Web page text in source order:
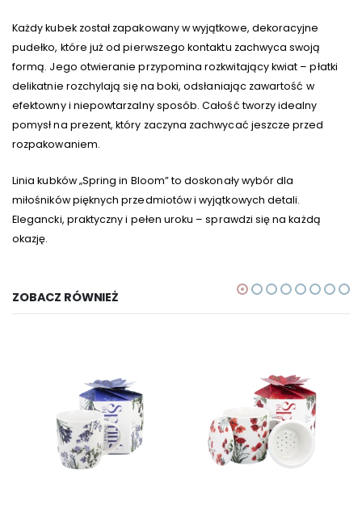
Każdy kubek został zapakowany w wyjątkowe, dekoracyjne
pudełko, które już od pierwszego kontaktu zachwyca swoją
formą. Jego otwieranie przypomina rozkwitający kwiat – płatki
delikatnie rozchylają się na boki, odsłaniając zawartość w
efektowny i niepowtarzalny sposób. Całość tworzy idealny
pomysł na prezent, który zaczyna zachwycać jeszcze przed
rozpakowaniem.
Linia kubków „Spring in Bloom” to doskonały wybór dla
miłośników pięknych przedmiotów i wyjątkowych detali.
Elegancki, praktyczny i pełen uroku – sprawdzi się na każdą
okazję.
ZOBACZ RÓWNIEŻ